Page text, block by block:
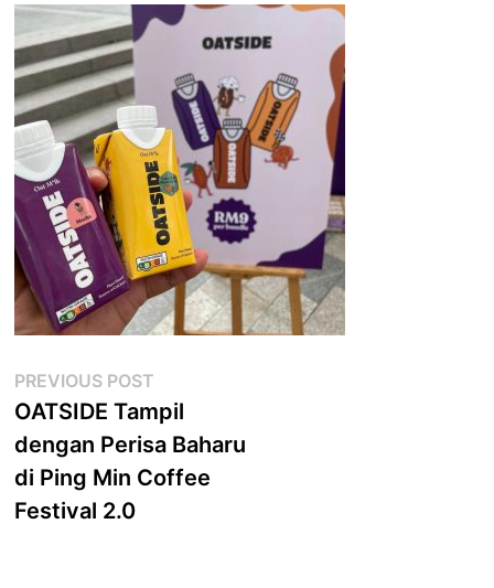
Post
navigation
PREVIOUS POST
post:
OATSIDE Tampil
dengan Perisa Baharu
di Ping Min Coffee
Festival 2.0